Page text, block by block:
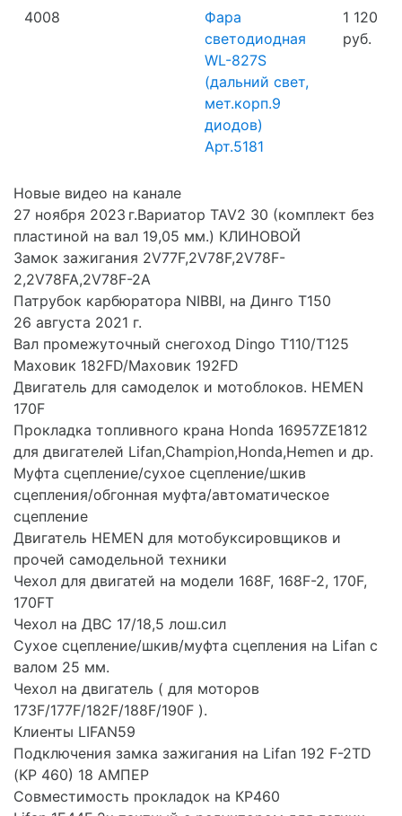
4008
Фара
светодиодная
WL-827S
(дальний свет,
мет.корп.9
диодов)
Арт.5181
1 120
руб.
Новые видео на канале
27 ноября 2023 г.Вариатор TAV2 30 (комплект без
пластиной на вал 19,05 мм.) КЛИНОВОЙ
Замок зажигания 2V77F,2V78F,2V78F-
2,2V78FA,2V78F-2A
Патрубок карбюратора NIBBI, на Динго Т150
26 августа 2021 г.
Вал промежуточный снегоход Dingo T110/T125
Маховик 182FD/Маховик 192FD
Двигатель для самоделок и мотоблоков. HEMEN
170F
Прокладка топливного крана Honda 16957ZE1812
для двигателей Lifan,Champion,Honda,Hemen и др.
Муфта сцепление/сухое сцепление/шкив
сцепления/обгонная муфта/автоматическое
сцепление
Двигатель HEMEN для мотобуксировщиков и
прочей самодельной техники
Чехол для двигатей на модели 168F, 168F-2, 170F,
170FT
Чехол на ДВС 17/18,5 лош.сил
Сухое сцепление/шкив/муфта сцепления на Lifan с
валом 25 мм.
Чехол на двигатель ( для моторов
173F/177F/182F/188F/190F ).
Клиенты LIFAN59
Подключения замка зажигания на Lifan 192 F-2TD
(KP 460) 18 АМПЕР
Совместимость прокладок на КР460